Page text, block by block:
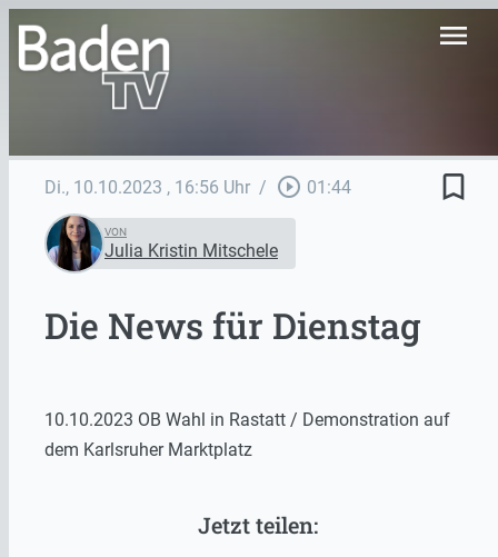
menu
Di., 10.10.2023 , 16:56 Uhr / play_circle_outline 01:44 bookmark_border
VON
Julia Kristin Mitschele
Die News für Dienstag
10.10.2023 OB Wahl in Rastatt / Demonstration auf
dem Karlsruher Marktplatz